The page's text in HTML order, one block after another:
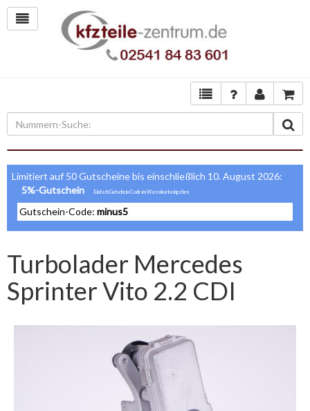
Limitiert auf 50 Gutscheine bis einschließlich 10. August 2026:
5%-Gutschein
Gutschein-Code: minus5
Turbolader Mercedes
Sprinter Vito 2.2 CDI